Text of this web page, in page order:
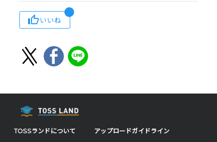
いいね
TOSSランドについて アップロードガイドライン